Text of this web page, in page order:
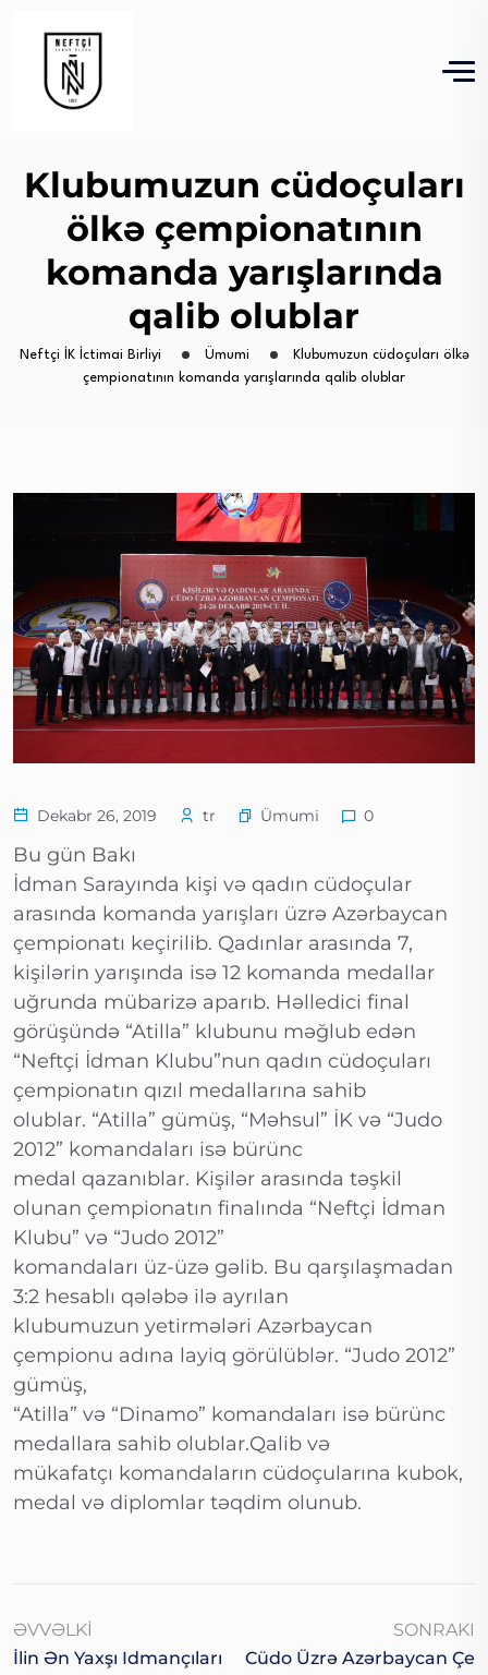
Klubumuzun cüdoçuları
ölkə çempionatının
komanda yarışlarında
qalib olublar
Neftçi İK İctimai Birliyi Ümumi
Klubumuzun cüdoçuları ölkə
çempionatının komanda yarışlarında qalib olublar
Dekabr 26, 2019 tr Ümumi 0
Bu gün Bakı
İdman Sarayında kişi və qadın cüdoçular
arasında komanda yarışları üzrə Azərbaycan
çempionatı keçirilib. Qadınlar arasında 7,
kişilərin yarışında isə 12 komanda medallar
uğrunda mübarizə aparıb. Həlledici final
görüşündə “Atilla” klubunu məğlub edən
“Neftçi İdman Klubu”nun qadın cüdoçuları
çempionatın qızıl medallarına sahib
olublar. “Atilla” gümüş, “Məhsul” İK və “Judo
2012” komandaları isə bürünc
medal qazanıblar. Kişilər arasında təşkil
olunan çempionatın finalında “Neftçi İdman
Klubu” və “Judo 2012”
komandaları üz-üzə gəlib. Bu qarşılaşmadan
3:2 hesablı qələbə ilə ayrılan
klubumuzun yetirmələri Azərbaycan
çempionu adına layiq görülüblər. “Judo 2012”
gümüş,
“Atilla” və “Dinamo” komandaları isə bürünc
medallara sahib olublar.Qalib və
mükafatçı komandaların cüdoçularına kubok,
medal və diplomlar təqdim olunub.
ƏVVƏLKI
İlin Ən Yaxşı Idmançıları
SONRAKI
Cüdo Üzrə Azərbaycan Çe